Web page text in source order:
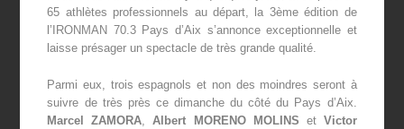
65 athlètes professionnels au départ, la 3èmeédition de
l’IRONMAN 70.3 Pays d’Aix s’annonce exceptionnelle et
laisse présager un spectacle de très grande qualité.
Parmi eux, trois espagnols et non des moindres seront à
suivre de très près ce dimanche du côté du Pays d’Aix.
Marcel ZAMORA,Albert MORENO MOLINS et Victor